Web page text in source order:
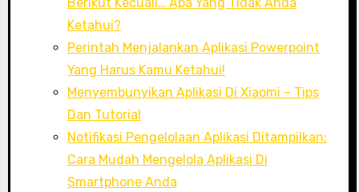
Ketahui?
Perintah Menjalankan Aplikasi Powerpoint
Yang Harus Kamu Ketahui!
Menyembunyikan Aplikasi Di Xiaomi – Tips
Dan Tutorial
Notifikasi Pengelolaan Aplikasi Ditampilkan:
Cara Mudah Mengelola Aplikasi Di
Smartphone Anda